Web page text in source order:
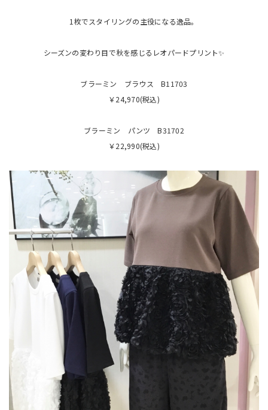
1枚でスタイリングの主役になる逸品。
シーズンの変わり目で秋を感じるレオパードプリント✨
ブラーミン ブラウス B11703
￥24,970(税込)
ブラーミン パンツ B31702
￥22,990(税込)